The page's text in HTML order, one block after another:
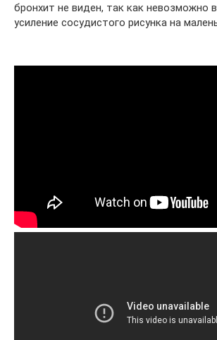
бронхит не виден, так как невозможно
усиление сосудистого рисунка на